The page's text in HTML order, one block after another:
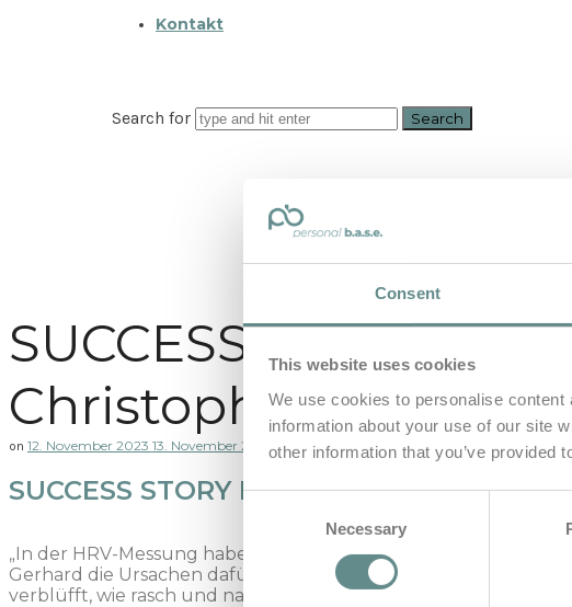
Consent
This website uses cookies
We use cookies to personalise
information about your use of our site
other information that you’ve provided
Consent
Necessary
Kontakt
Search for
SUCCESS STORY
Christophorus
on 12. November 2023 13. November 2023Share Facebook Twitter Pinterest Email 394
SUCCESS STORY Manfred Hofer |
„In der HRV-Messung haben sich die Schlafprobleme, die ich
Gerhard die Ursachen dafür recht anschaulich nähergebracht
verblüfft, wie rasch und nachhaltig sich dadurch meine